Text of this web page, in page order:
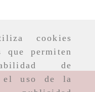
cookies
que permiten
de
el uso de la